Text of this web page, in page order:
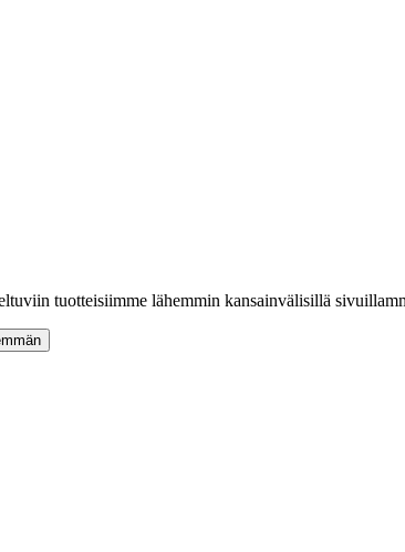
tuotteisiimme lähemmin kansainvälisillä